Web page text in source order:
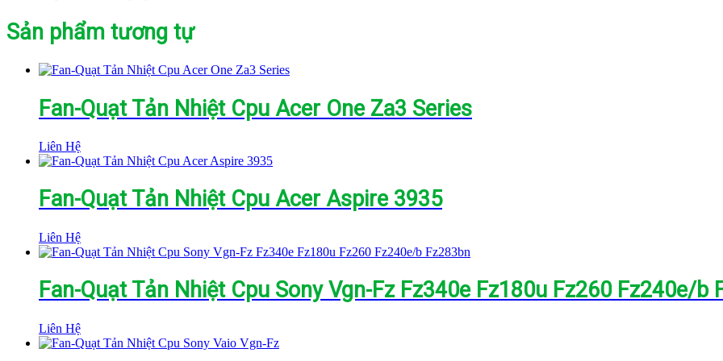
Sản phẩm tương tự
Fan-Quạt Tản Nhiệt Cpu Acer One Za3 Series
Liên Hệ
Fan-Quạt Tản Nhiệt Cpu Acer Aspire 3935
Liên Hệ
Fan-Quạt Tản Nhiệt Cpu Sony Vgn-Fz Fz340e Fz180u Fz260 Fz240e/b
Liên Hệ